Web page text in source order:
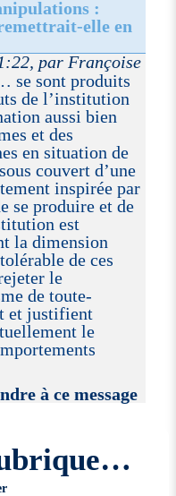
:
elle en
par Françoise
se sont produits
de l’institution
aussi bien
et des
en situation de
couvert d’une
inspirée par
se produire et de
est
la dimension
de ces
le
de toute-
et justifient
le
à ce message